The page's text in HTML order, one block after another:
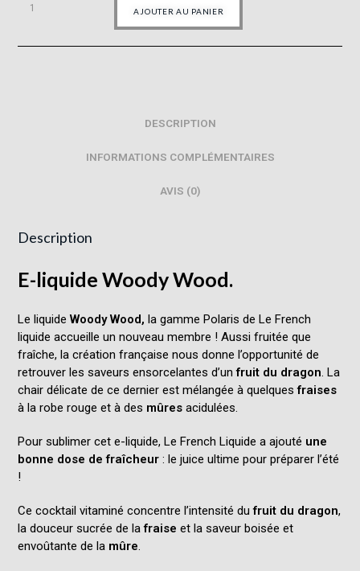
AJOUTER AU PANIER
DESCRIPTION
INFORMATIONS COMPLÉMENTAIRES
AVIS (0)
Description
E-liquide Woody Wood.
Le liquideWoody Wood,la gamme Polaris de Le French
liquide accueille un nouveau membre ! Aussi fruitée que
fraîche, la création française nous donne l’opportunité de
retrouver les saveurs ensorcelantes d’un fruit du dragon . La
chair délicate de ce dernier est mélangée à quelques fraises
à la robe rouge et à des mûres acidulées.
Pour sublimer cet e-liquide, Le French Liquide a ajouté une
bonne dose de fraîcheur : le juice ultime pour préparer l’été
!
Ce cocktail vitaminé concentre l’intensité dufruit du dragon,
la douceur sucrée de lafraise et la saveur boisée et
envoûtante de la mûre